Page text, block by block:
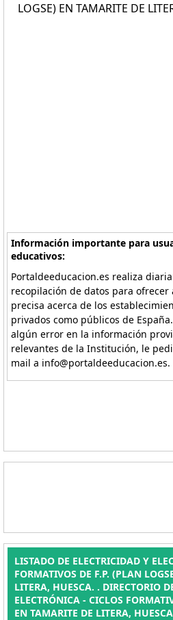
LOGSE) EN TAMARITE DE
Información importante para
educativos:
Portaldeeducacion.es realiza
recopilación de datos para
precisa acerca de los
privados como públicos de
algún error en la información
relevantes de la Institución, le
mail a info@portaldeeducacion.es.
LISTADO DE ELECTRICIDAD Y
FORMATIVOS DE F.P. (PLAN
LITERA, HUESCA. . DIRECTORIO
ELECTRÓNICA - CICLOS
EN TAMARITE DE LITERA,